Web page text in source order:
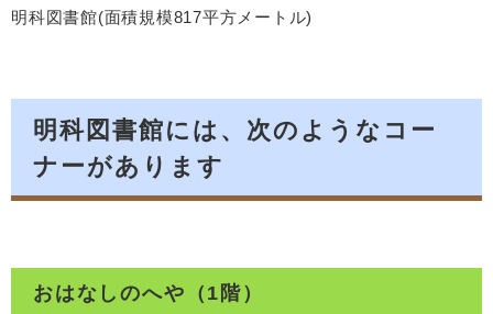
明科図書館(面積規模817平方メートル)
明科図書館には、次のようなコー
ナーがあります
おはなしのへや（1階）